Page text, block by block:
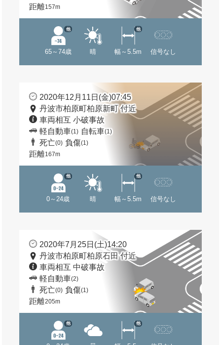
距離157m
65～74歳
他
晴 幅～5.5m
他
信号なし
2020年12月11日(金)07:45
丹波市柏原町柏原新町 付近
車両相互 小破事故
軽自動車(1) 自転車(1)
死亡(0) 負傷(1)
距離167m
0～24歳
他
晴 幅～5.5m
他
信号なし
2020年7月25日(土)14:20
丹波市柏原町柏原石田 付近
車両相互 中破事故
軽自動車(2)
死亡(0) 負傷(1)
距離205m
他 他